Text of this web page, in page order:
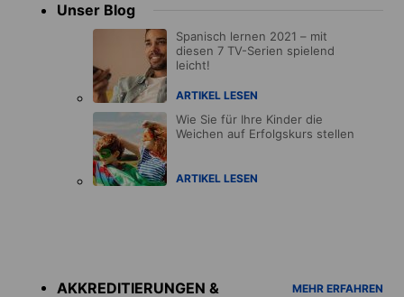
Unser Blog
Spanisch lernen 2021 – mit
diesen 7 TV-Serien spielend
leicht!
ARTIKEL LESEN
Wie Sie für Ihre Kinder die
Weichen auf Erfolgskurs stellen
ARTIKEL LESEN
AKKREDITIERUNGEN &
MEHR ERFAHREN